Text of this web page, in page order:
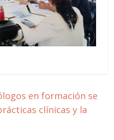
en formación se
clínicas y la